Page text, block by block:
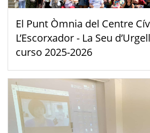
El Punt Òmnia del Centre
L’Escorxador - La Seu
curso 2025-2026